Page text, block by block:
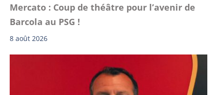
Mercato : Coup de théâtre pour l’avenir de
Barcola au PSG !
8 août 2026